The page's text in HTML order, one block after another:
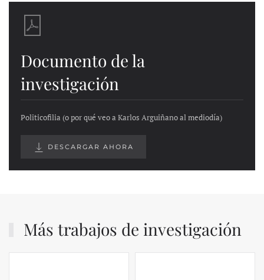
Documento de la
investigación
Politicofilia (o por qué veo a Karlos Arguiñano al mediodía)
DESCARGAR AHORA
Más trabajos de investigación